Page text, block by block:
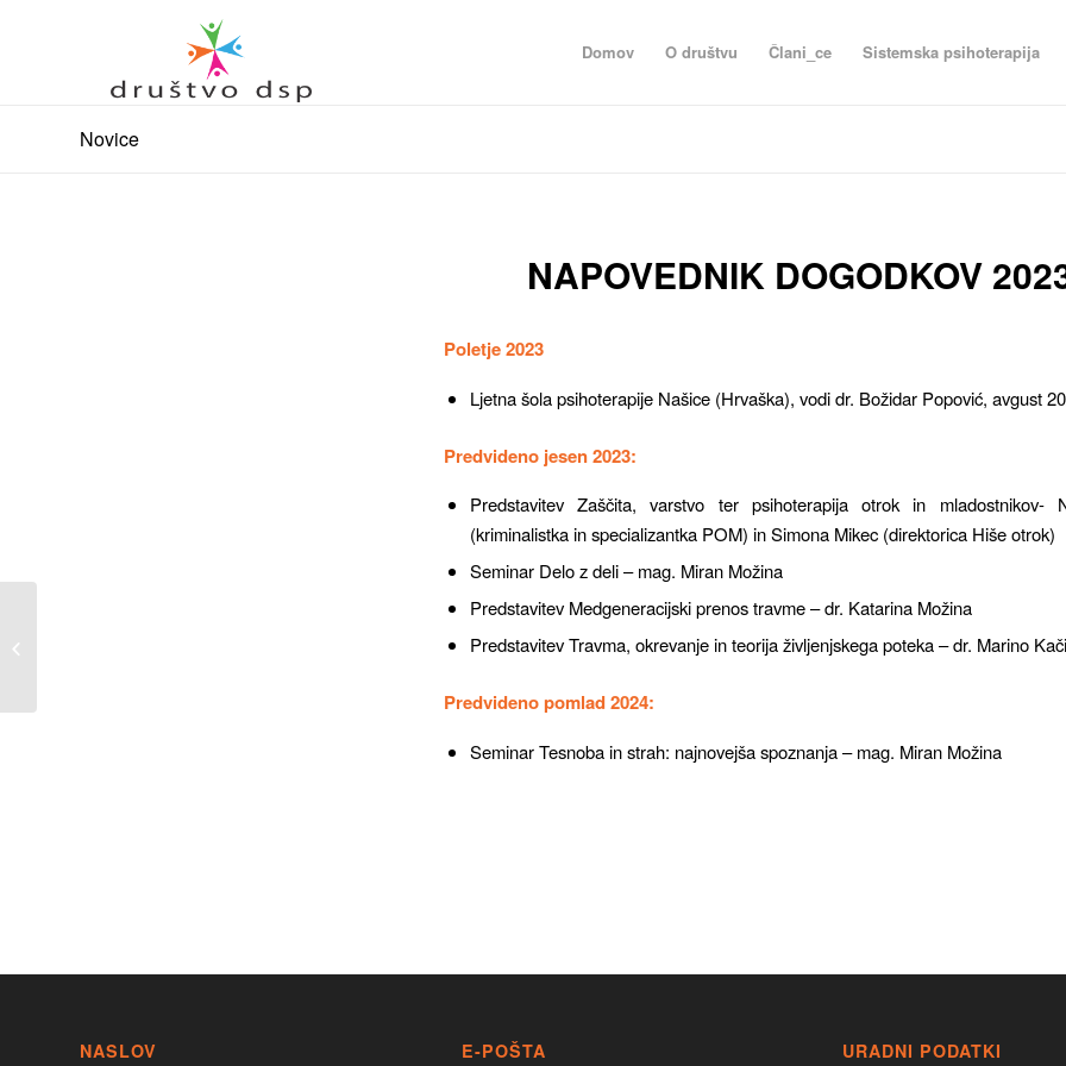
Domov O društvu Člani_ce Sistemska psihoterapija
Novice
NAPOVEDNIK DOGODKOV
Poletje 2023
Ljetna šola psihoterapije Našice (Hrvaška), vodi dr. Božidar Popović, avgust
Predvideno jesen 2023:
Predstavitev Zaščita, varstvo ter psihoterapija otrok in mladostnikov-
(kriminalistka in specializantka POM) in Simona Mikec (direktorica Hiše otrok)
Seminar Delo z deli – mag. Miran Možina
Predstavitev Medgeneracijski prenos travme – dr. Katarina Možina
Predstavitev Travma, okrevanje in teorija življenjskega poteka – dr. Marino
Predvideno pomlad 2024:
Seminar Tesnoba in strah: najnovejša spoznanja – mag. Miran Možina
NASLOV E-POŠTA URADNI PODATKI